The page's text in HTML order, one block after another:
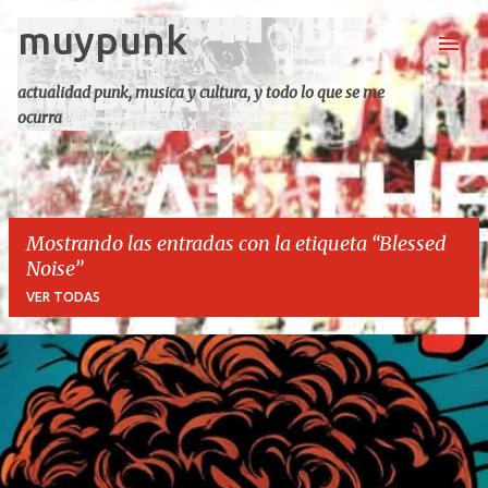
Ir al contenido principal
muypunk
actualidad punk, musica y cultura, y todo lo que se me
ocurra
Mostrando las entradas con la etiqueta Blessed
Noise
VER TODAS
E
t
r